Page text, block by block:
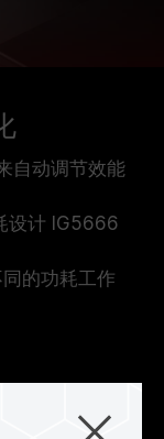
自动调节效能
设计 IG5666
的功耗工作